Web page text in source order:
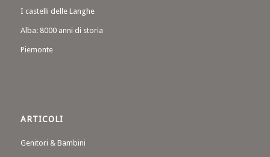
I castelli delle Langhe
Alba: 8000 anni di storia
Piemonte
ARTICOLI
Genitori & Bambini